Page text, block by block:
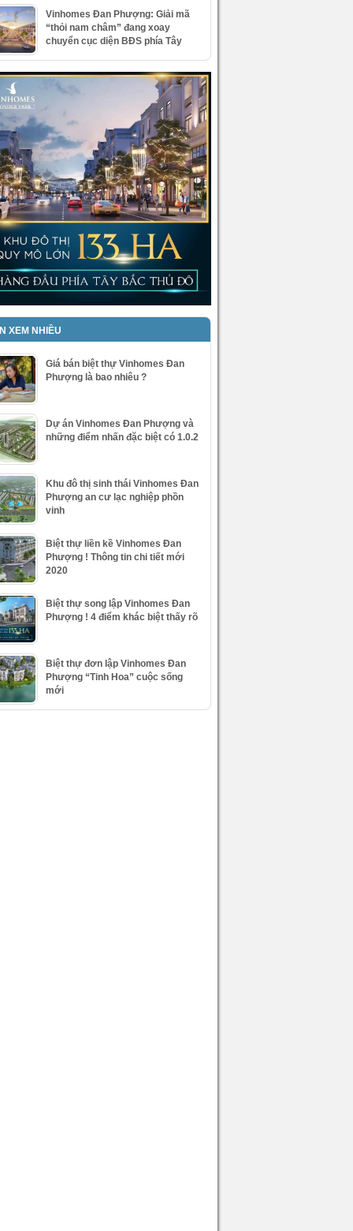
Vinhomes Đan Phượng: Giải mã
“thỏi nam châm” đang xoay
chuyển cục diện BĐS phía Tây
XEM NHIỀU
Giá bán biệt thự Vinhomes Đan
Phượng là bao nhiêu ?
Dự án Vinhomes Đan Phượng và
những điểm nhấn đặc biệt có 1.0.2
Khu đô thị sinh thái Vinhomes Đan
Phượng an cư lạc nghiệp phồn
vinh
Biệt thự liền kề Vinhomes Đan
Phượng ! Thông tin chi tiết mới
2020
Biệt thự song lập Vinhomes Đan
Phượng ! 4 điểm khác biệt thấy rõ
Biệt thự đơn lập Vinhomes Đan
Phượng “Tinh Hoa” cuộc sống
mới